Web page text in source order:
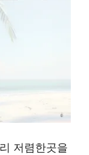
저렴한곳을